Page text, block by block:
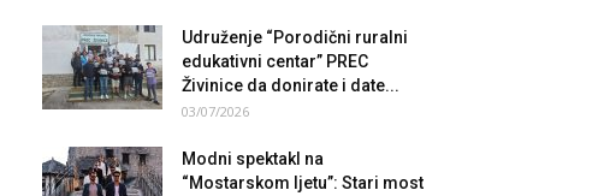
Udruženje “Porodični ruralni
edukativni centar” PREC
Živinice da donirate i date...
03/07/2026
Modni spektakl na
“Mostarskom ljetu”: Stari most